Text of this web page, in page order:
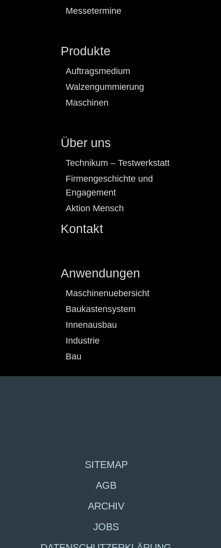
Messetermine
Produkte
Auftragsmedium
Walzengummierung
Maschinen
Über uns
Technikum – Testwerkstatt
Firmengeschichte und
Engagement
Aktion Mensch
Kontakt
Anwendungen
Maschinenuebersicht
Baukastensystem
Innenausbau
Industrie
Bau
SITEMAP
AGB
ARCHIV
JOBS